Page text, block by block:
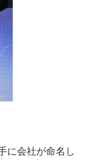
に会社が命名し